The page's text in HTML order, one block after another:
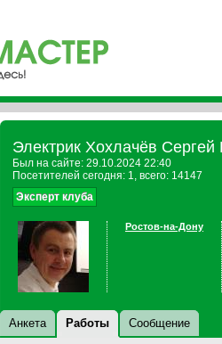
Электрик Хохлачёв
Был на сайте: 29.10.2024 22:40
Посетителей сегодня: 1, всего: 14147
Эксперт клуба
Ростов-на-Дону
Анкета Работы Сообщение